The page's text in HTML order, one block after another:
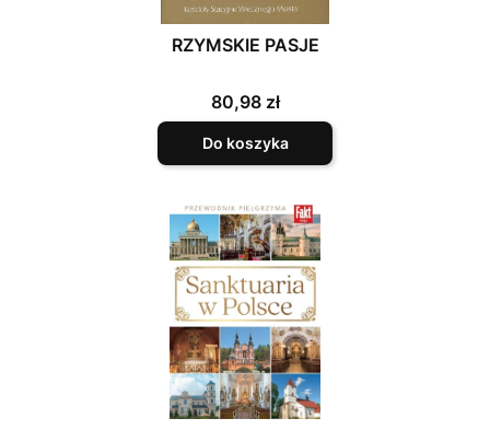
RZYMSKIE PASJE
Cena
80,98 zł
Do koszyka